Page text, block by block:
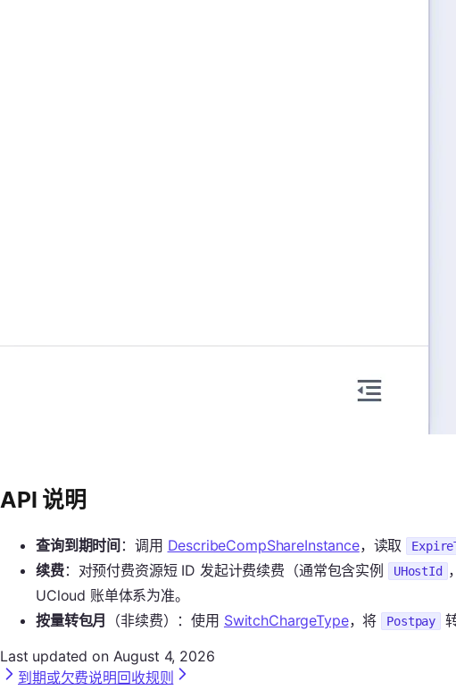
API 说明
查询到期时间 ：调用 DescribeCompShareInstance，读取
续费：对预付费资源短 ID 发起计费续费（通常包含实例 UHostId
UCloud 账单体系为准。
按量转包月
（非续费）：使用 SwitchChargeType，将 Postpay
Last updated on August 4, 2026
到期或欠费说明 回收规则